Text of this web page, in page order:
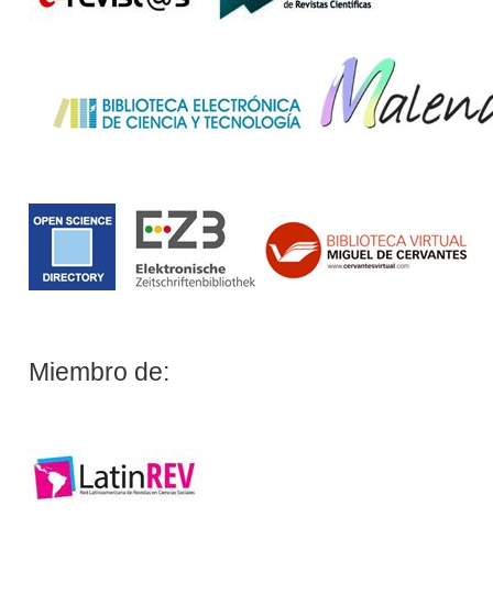
Miembro de: